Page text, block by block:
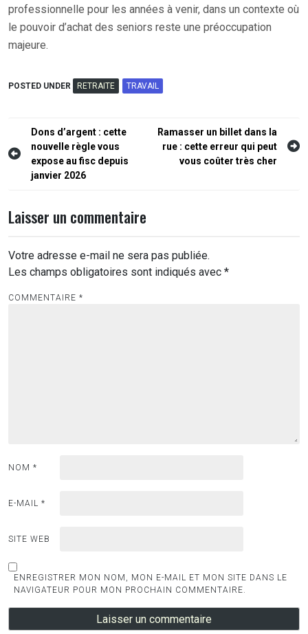
professionnelle pour les années à venir, dans un contexte où
le pouvoir d’achat des seniors reste une préoccupation
majeure.
POSTED UNDER RETRAITE TRAVAIL
Navigation
de
l’article
Dons d’argent : cette
nouvelle règle vous
expose au fisc depuis
janvier 2026
Ramasser un billet dans la
rue : cette erreur qui peut
vous coûter très cher
Laisser un commentaire
Votre adresse e-mail ne sera pas publiée.
Les champs obligatoires sont indiqués avec *
COMMENTAIRE *
NOM *
E-MAIL *
SITE WEB
ENREGISTRER MON NOM, MON E-MAIL ET MON SITE DANS LE
NAVIGATEUR POUR MON PROCHAIN COMMENTAIRE.